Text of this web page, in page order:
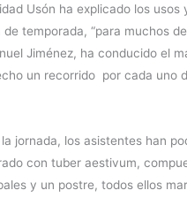
Usón ha explicado los
temporada, “para muchos
Jiménez, ha conducido el
un recorrido por cada uno
jornada, los asistentes han
con tuber aestivum,
y un postre, todos ellos